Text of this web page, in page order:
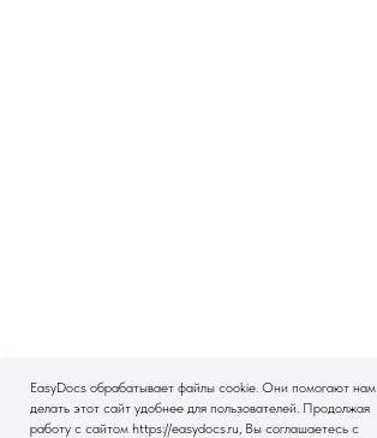
EasyDocs обрабатывает файлы cookie. Они помогают нам
делать этот сайт удобнее для пользователей. Продолжая
работу с сайтом https://easydocs.ru, Вы соглашаетесь с